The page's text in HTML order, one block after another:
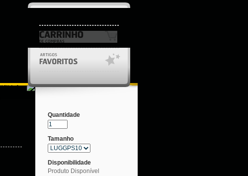
Quantidade
Tamanho
Disponibilidade
Produto Disponível